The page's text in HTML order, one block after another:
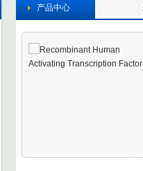
产品中心